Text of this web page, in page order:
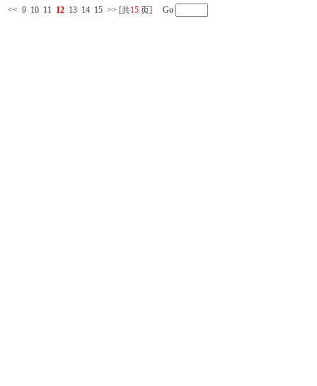
<< 9 10 11 12 13 14 15 >> [共15 页] Go